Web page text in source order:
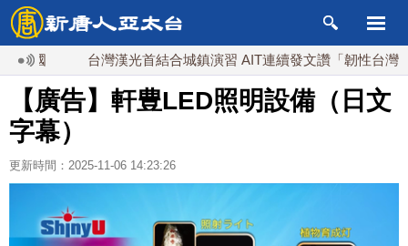
國 台灣漢光首結合城鎮演習 AIT連續發文讚「韌性台灣」
【廣告】軒豊LED照明設備（日文
字幕）
更新時間：2025-11-06 14:23:26